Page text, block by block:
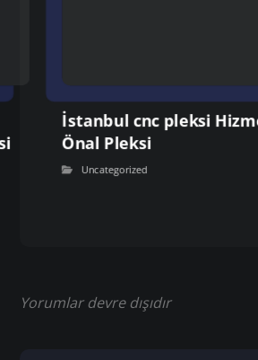
İstanbul cnc pleksi
Önal Pleksi
Uncategorized
Yorumlar devre dışıdır